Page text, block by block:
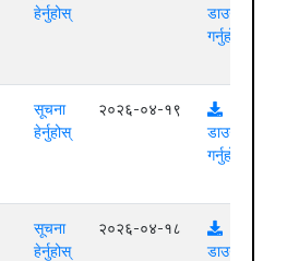
हेर्नुहोस्
डाउनलोड
गर्नुहोस्
सूचना
हेर्नुहोस्
२०२६-०४-१९
डाउनलोड
गर्नुहोस्
सूचना
हेर्नुहोस्
२०२६-०४-१८
डाउनलोड